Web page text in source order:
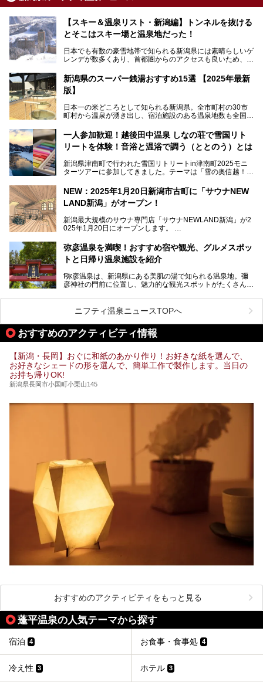
【スキー＆温泉リスト・新潟編】トンネルを抜ける
とそこはスキー場と温泉地だった！
日本でも有数の豪雪地帯で知られる新潟県には素晴らしいゲ
レンデが数多くあり、首都圏からのアクセスも良いため、関
た全域にわたって月岡、赤倉、松之山、燕、妙高、岩室など
など、古くは文豪にも愛された歴史ある老舗温泉地が多いこ
とで知られています。
めに訪れたい、新潟県内にあるスキー場そばの温泉地をまと
めました。
新潟県のスーパー銭湯おすすめ15選 【2025年最新
版】
日本一の米どころとして知られる新潟県。全市町村の30市
町村から温泉が湧き出し、宿泊施設のある温泉地数も全国有
温泉が利用ができる宿泊施設も多く、スーパー銭湯も多彩な
サービスを提供する施設がいろいろ。
観光やレジャーに温泉を組み合わせれば、旅はさらに充実し
します。
一人参加歓迎！越後田中温泉 しなの荘で雪国リト
リートを体験！音浴と温浴で調う（ととのう）とは
新潟県津南町で行われた雪国リトリートin津南町2025モニ
ターツアーに参加してきました。テーマは「雪の奥信越！音
温泉ライターとして「温浴」は頻繁に体験していますが、
「音浴」とは果たしてどんな体験なのでしょう？とても気に
なお、宿泊した温泉は日帰り入浴もできる秘湯「越後田中温
泉 しなの荘」です。こちらについても詳しく紹介します。
提供元：一般社団法人 雪国観光舎【PR】
す。
NEW：2025年1月20日新潟市古町に「サウナNEW
LAND新潟」がオープン！
新潟最大規模のサウナ専門店「サウナNEWLAND新潟」が2
025年1月20日にオープンします。
街に再び笑顔と賑わいを取り戻し、新たなランドマークとし
て地域活性化を目指します。
サウナ室のテーマは「海賊船」‥⁉ ユニークなサウナ室を
弥彦温泉を満喫！おすすめ宿や観光、グルメスポッ
トと日帰り温泉施設を紹介
f弥彦温泉は、新潟県にある美肌の湯で知られる温泉地。彌
彦神社の門前に位置し、魅力的な観光スポットがたくさんあ
この記事では、弥彦温泉の宿泊に最適なおすすめ宿や、日帰
り施設、グルメスポット、弥彦の自然を堪能できる観光スポ
ットをご紹介します。初めての弥彦温泉旅行を計画している
方に向けて、弥彦温泉の魅力を存分にお伝えしますので、ぜ
ひ参考にしてみてくださいね！
ニフティ温泉ニュースTOPへ
おすすめのアクティビティ情報
【新潟・長岡】おぐに和紙のあかり作り！お好きな紙を選んで、
お好きなシェードの形を選んで、簡単工作で製作します。当日の
お持ち帰りOK!
新潟県長岡市小国町小栗山145
おすすめのアクティビティをもっと見る
蓬平温泉の人気テーマから探す
宿泊 4 お食事・食事処 4
冷え性 3 ホテル 3